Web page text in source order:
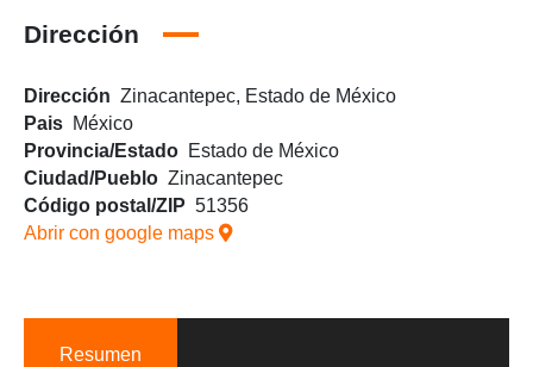
Dirección
Dirección Zinacantepec, Estado de México
Pais México
Provincia/Estado Estado de México
Ciudad/Pueblo Zinacantepec
Código postal/ZIP 51356
Abrir con google maps
Resumen